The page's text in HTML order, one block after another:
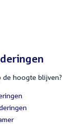
de hoogte blijven?